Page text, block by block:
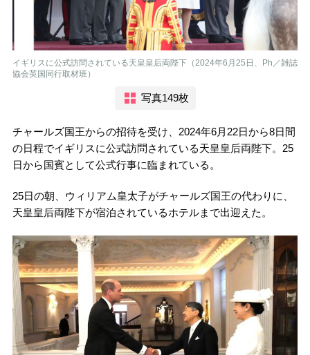
イギリスに公式訪問されている天皇皇后両陛下（2024年6月25日、Ph／雑誌
協会英国同行取材班）
写真149枚
チャールズ国王からの招待を受け、2024年6月22日から8日間
の日程でイギリスに公式訪問されている天皇皇后両陛下。25
日から国賓として公式行事に臨まれている。
25日の朝、ウィリアム皇太子がチャールズ国王の代わりに、
天皇皇后両陛下が宿泊されているホテルまで出迎えた。